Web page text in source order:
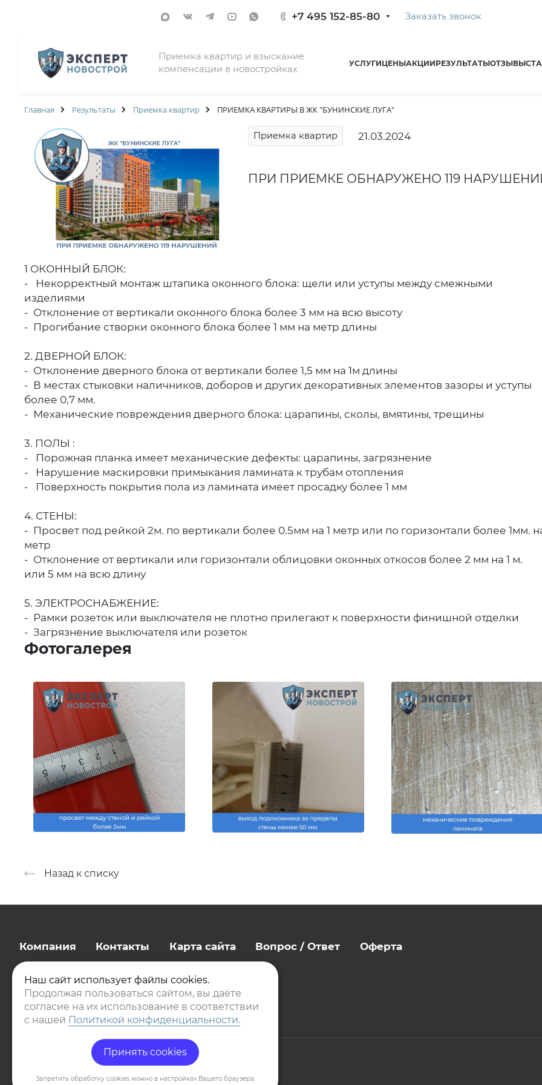
+7 495 152-85-80 Заказать звонок
Приемка квартир и взыскание
компенсации в новостройках
УСЛУГИЦЕНЫАКЦИИРЕЗУЛЬТАТЫОТЗЫВЫ
Главная Результаты Приемка квартир ПРИЕМКА КВАРТИРЫ В ЖК "БУНИНСКИЕ ЛУГА"
Приемка квартир 21.03.2024
ПРИ ПРИЕМКЕ ОБНАРУЖЕНО 119
1 ОКОННЫЙ БЛОК:
- Некорректный монтаж штапика оконного блока: щели или уступы между смежными
изделиями
- Отклонение от вертикали оконного блока более 3 мм на всю высоту
- Прогибание створки оконного блока более 1 мм на метр длины
2. ДВЕРНОЙ БЛОК:
- Отклонение дверного блока от вертикали более 1,5 мм на 1м длины
- В местах стыковки наличников, доборов и других декоративных элементов зазоры и уступы
более 0,7 мм.
- Механические повреждения дверного блока: царапины, сколы, вмятины, трещины
3. ПОЛЫ :
- Порожная планка имеет механические дефекты: царапины, загрязнение
- Нарушение маскировки примыкания ламината к трубам отопления
- Поверхность покрытия пола из ламината имеет просадку более 1 мм
4. СТЕНЫ:
- Просвет под рейкой 2м. по вертикали более 0.5мм на 1 метр или по горизонтали более 1мм.
метр
- Отклонение от вертикали или горизонтали облицовки оконных откосов более 2 мм на 1 м.
или 5 мм на всю длину
5. ЭЛЕКТРОСНАБЖЕНИЕ:
- Рамки розеток или выключателя не плотно прилегают к поверхности финишной отделки
- Загрязнение выключателя или розеток
Фотогалерея
Назад к списку
Компания Контакты Карта сайта Вопрос / Ответ Оферта
Наш сайт использует файлы cookies.
Продолжая пользоваться сайтом, вы даёте
согласие на их использование в соответствии
с нашей Политикой конфиденциальности.
Принять cookies
Запретить обработку cookies можно в настройках Вашего браузера.